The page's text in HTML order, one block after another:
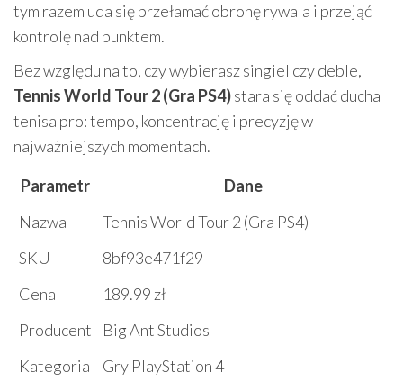
tym razem uda się przełamać obronę rywala i przejąć
kontrolę nad punktem.
Bez względu na to, czy wybierasz singiel czy deble,
Tennis World Tour 2 (Gra PS4)stara się oddać ducha
tenisa pro: tempo, koncentrację i precyzję w
najważniejszych momentach.
Parametr
Dane
Nazwa
Tennis World Tour 2 (Gra PS4)
SKU
8bf93e471f29
Cena
189.99 zł
Producent
Big Ant Studios
Kategoria
Gry PlayStation 4